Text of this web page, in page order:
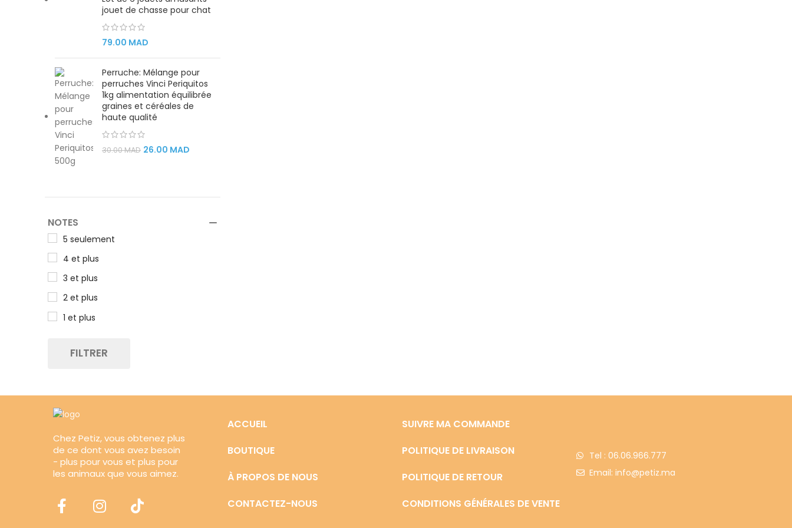
jouet de chasse pour chat
79.00 MAD
Perruche: Mélange pour
perruches Vinci Periquitos
1kg alimentation équilibrée
graines et céréales de
haute qualité
30.00MAD 26.00 MAD
NOTES
5 seulement
4 et plus
3 et plus
2 et plus
1 et plus
FILTRER
Chez Petiz, vous obtenez plus
de ce dont vous avez besoin
- plus pour vous et plus pour
les animaux que vous aimez.
ACCUEIL
BOUTIQUE
À PROPOS DE NOUS
CONTACTEZ-NOUS
SUIVRE MA COMMANDE
POLITIQUE DE LIVRAISON
POLITIQUE DE RETOUR
CONDITIONS GÉNÉRALES DE VENTE
Tel : 06.06.966.777
Email: info@petiz.ma